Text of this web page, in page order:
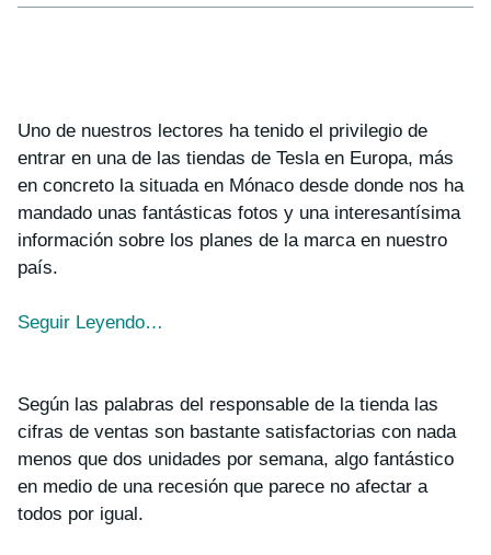
Uno de nuestros lectores ha tenido el privilegio de
entrar en una de las tiendas de Tesla en Europa, más
en concreto la situada en Mónaco desde donde nos ha
mandado unas fantásticas fotos y una interesantísima
información sobre los planes de la marca en nuestro
país.
Seguir Leyendo…
Según las palabras del responsable de la tienda las
cifras de ventas son bastante satisfactorias con nada
menos que dos unidades por semana, algo fantástico
en medio de una recesión que parece no afectar a
todos por igual.